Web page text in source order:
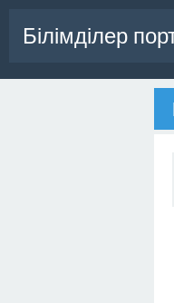
Білімділер